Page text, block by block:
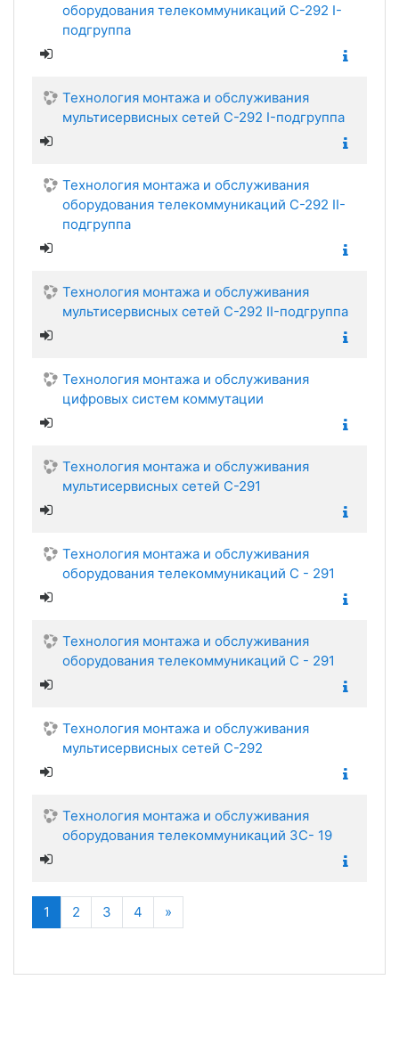
оборудования телекоммуникаций С-292 I-
подгруппа
Технология монтажа и обслуживания
мультисервисных сетей С-292 I-подгруппа
Технология монтажа и обслуживания
оборудования телекоммуникаций С-292 II-
подгруппа
Технология монтажа и обслуживания
мультисервисных сетей С-292 II-подгруппа
Технология монтажа и обслуживания
цифровых систем коммутации
Технология монтажа и обслуживания
мультисервисных сетей С-291
Технология монтажа и обслуживания
оборудования телекоммуникаций С - 291
Технология монтажа и обслуживания
оборудования телекоммуникаций С - 291
Технология монтажа и обслуживания
мультисервисных сетей С-292
Технология монтажа и обслуживания
оборудования телекоммуникаций ЗС- 19
1 (текущая)
2 3 4 »